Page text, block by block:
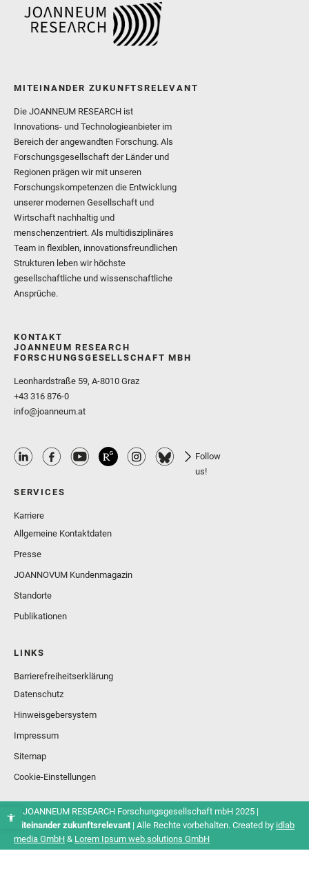
MITEINANDER ZUKUNFTSRELEVANT
Die JOANNEUM RESEARCH ist
Innovations- und Technologieanbieter im
Bereich der angewandten Forschung. Als
Forschungsgesellschaft der Länder und
Regionen prägen wir mit unseren
Forschungskompetenzen die Entwicklung
unserer modernen Gesellschaft und
Wirtschaft nachhaltig und
menschenzentriert. Als multidisziplinäres
Team in flexiblen, innovationsfreundlichen
Strukturen leben wir höchste
gesellschaftliche und wissenschaftliche
Ansprüche.
KONTAKT
JOANNEUM RESEARCH
FORSCHUNGSGESELLSCHAFT MBH
Leonhardstraße 59, A-8010 Graz
+43 316 876-0
info@joanneum.at
Follow
us!
SERVICES
Karriere
Allgemeine Kontaktdaten
Presse
JOANNOVUM Kundenmagazin
Standorte
Publikationen
LINKS
Barrierefreiheitserklärung
Datenschutz
Hinweisgebersystem
Impressum
Sitemap
Cookie-Einstellungen
© JOANNEUM RESEARCH Forschungsgesellschaft mbH 2025 |
Miteinander zukunftsrelevant| Alle Rechte vorbehalten. Created by idlab
media GmbH & Lorem Ipsum web.solutions GmbH